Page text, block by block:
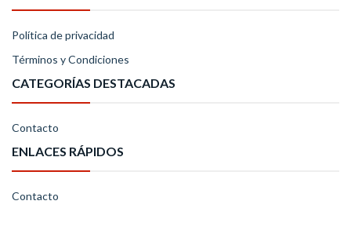
Política de privacidad
Términos y Condiciones
CATEGORÍAS DESTACADAS
Contacto
ENLACES RÁPIDOS
Contacto